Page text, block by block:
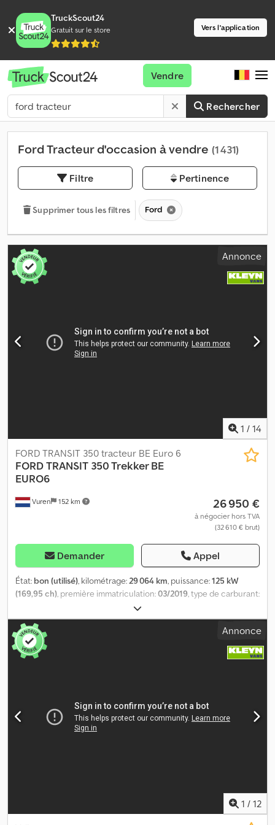
TruckScout24
Gratuit sur le store Vers l'application
Rechercher
Vendre
Ford Tracteur d'occasion à vendre (1 431)
Filtre Pertinence
Supprimer tous les filtres Ford
Annonce
1 / 14
Vuren 152 km
FORD TRANSIT 350 tracteur BE Euro 6
FORDTRANSIT 350 Trekker BE
EURO6
26 950 €
à négocier hors TVA
(32 610 € brut)
Demander Appel
État: bon (utilisé), kilométrage:29 064 km, puissance:125 kW
(169,95 ch), première immatriculation:03/2019, type de carburant:
195/75R16
4x2, empattement:3 500 mm, carburant:diesel, couleur:blanc,
cabine conducteur:
mécanique
Euro 6,
suspension:
5 500
régulation électrique des vitres, rétroviseur électrique, système
de navigation, verrouillage centralisé, = Options et accessoires
supplémentaires = - Rétroviseurs chauffants - Tachygraphe
de cabine : cabine simple, régulateur de vitesse, tachygraphe
(enregistreur), climatisation, nombre d’airbags : 1, aide au
Annonce
1 / 12